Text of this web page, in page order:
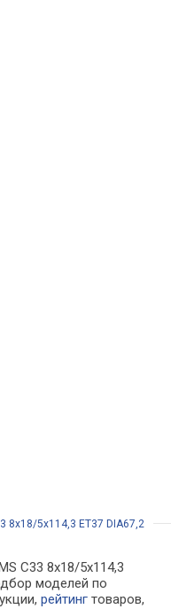
8x18/5x114,3 ET37 DIA67,2
C33 8x18/5x114,3
моделей по
рейтинг товаров,